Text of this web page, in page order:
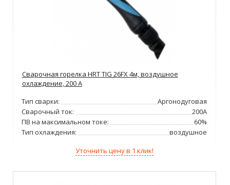
Сварочная горелка HRT TIG 26FX 4м, воздушное
охлаждение, 200 А
Тип сварки:
Аргонодуговая
Сварочный ток:
200А
ПВ на максимальном токе:
60%
Тип охлаждения:
воздушное
Уточнить цену в 1 клик!